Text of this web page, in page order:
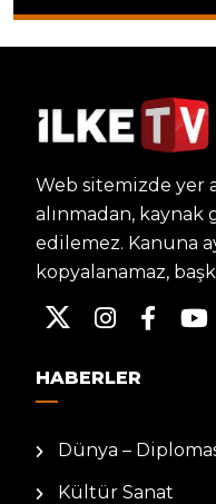
Web sitemizde yer
alınmadan,
edilemez. Kanuna
kopyalanamaz,
HABERLER
Dünya –
Kültür Sanat